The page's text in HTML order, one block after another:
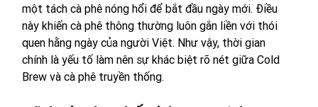
một tách cà phê nóng hổi để bắt đầu ngày mới. Điều
này khiến cà phê thông thường luôn gắn liền với thói
quen hằng ngày của người Việt. Như vậy, thời gian
chính là yếu tố làm nên sự khác biệt rõ nét giữa Cold
Brew và cà phê truyền thống.